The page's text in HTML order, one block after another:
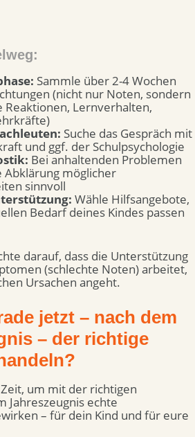
Sammle über 2-4 Wochen
(nicht nur Noten, sondern
Reaktionen, Lernverhalten,
Suche das Gespräch mit
und ggf. der Schulpsychologie
Bei anhaltenden Problemen
Abklärung möglicher
sinnvoll
Wähle Hilfsangebote,
Bedarf deines Kindes passen
darauf, dass die Unterstützung
(schlechte Noten) arbeitet,
Ursachen angeht.
jetzt – nach dem
– der richtige
um mit der richtigen
Jahreszeugnis echte
– für dein Kind und für eure